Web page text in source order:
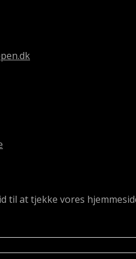
til at tjekke vores